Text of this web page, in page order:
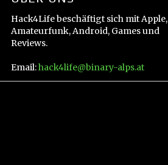
Hack4Life beschäftigt sich mit Apple,
Amateurfunk, Android, Games und
Reviews.
Email:hack4life@binary-alps.at